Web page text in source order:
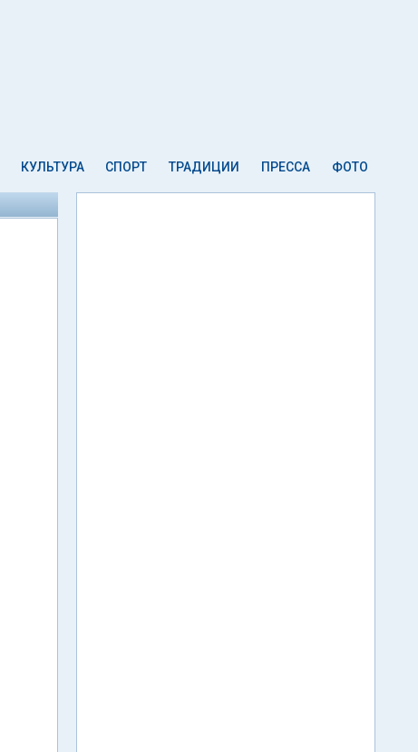
КУЛЬТУРА СПОРТ ТРАДИЦИИ ПРЕССА ФОТО